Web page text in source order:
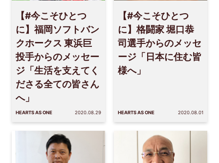
【#今こそひとつ
に】福岡ソフトバン
クホークス 東浜巨
投手からのメッセー
ジ「生活を支えてく
ださる全ての皆さん
へ」
HEARTS AS ONE 2020.08.29
【#今こそひとつ
に】格闘家 堀口恭
司選手からのメッセ
ージ「日本に住む皆
様へ」
HEARTS AS ONE 2020.08.01